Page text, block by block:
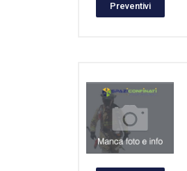
Preventivi